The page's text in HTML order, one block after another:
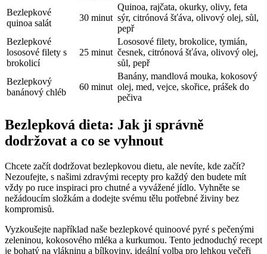
Bezlepkové
quinoa​ salát
30 minut
Quinoa, rajčata, okurky, olivy, ‌feta
sýr, citrónová šťáva, olivový olej, sůl,
pepř
Bezlepkové
lososové filety s
brokolicí
25 minut
Lososové filety, brokolice, ‌tymián,
česnek, citrónová šťáva, olivový olej,
sůl, pepř
Bezlepkový‌
banánový chléb
60 minut
Banány, mandlová​ mouka, kokosový
olej, med, vejce, skořice, prášek do
pečiva
Bezlepková dieta: Jak⁤ ji správně
dodržovat a co se vyhnout
Chcete začít dodržovat bezlepkovou dietu, ale ‍nevíte, kde začít?
Nezoufejte, s našimi zdravými recepty pro každý den budete mít
vždy po ruce inspiraci pro chutné a vyvážené jídlo. Vyhněte se
nežádoucím složkám a dodejte svému tělu⁢ potřebné živiny bez
kompromisů.
Vyzkoušejte například naše bezlepkové quinoové pyré s pečenými
zeleninou, kokosového mléka a kurkumou. Tento jednoduchý recept
je⁤ bohatý na vlákninu a bílkoviny, ideální volba pro lehkou ⁣večeři